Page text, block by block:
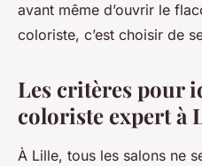
avant même d’ouvrir le
coloriste, c’est choisir de
Les critères pour
coloriste expert à
À Lille, tous les salons ne